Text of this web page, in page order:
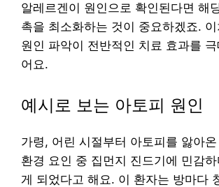
알레르겐이 원인으로 확인된다면 해
촉을 최소화하는 것이 중요하겠죠.
원인 파악이 전반적인 치료 효과를
어요.
예시로 보는 아토피 원인
가령, 어린 시절부터 아토피를 앓아
환경 요인 중 집먼지 진드기에 민감
게 되었다고 해요. 이 환자는 방마다